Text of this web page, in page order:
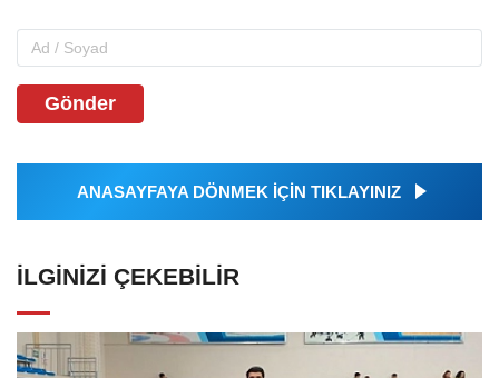
Gönder
ANASAYFAYA DÖNMEK İÇİN TIKLAYINIZ
İLGINIZI ÇEKEBILIR